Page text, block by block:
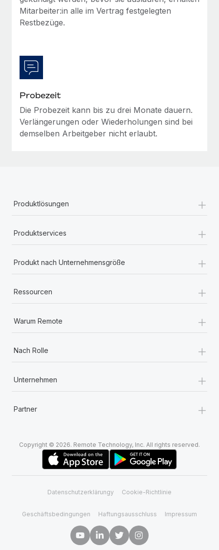
Mitarbeiter:in alle im Vertrag festgelegten
Restbezüge.
Probezeit
Die Probezeit kann bis zu drei Monate dauern.
Verlängerungen oder Wiederholungen sind bei
demselben Arbeitgeber nicht erlaubt.
Produktlösungen +
Produktservices +
Produkt nach Unternehmensgröße +
Ressourcen +
Warum Remote +
Nach Rolle +
Unternehmen +
Partner +
Copyright © 2026. Remote Technology, Inc. All rights reserved.
Datenschutzerklärungy Cookie-Richtlinie
Geschäftsbedingungen Haftungsausschluss Impressum